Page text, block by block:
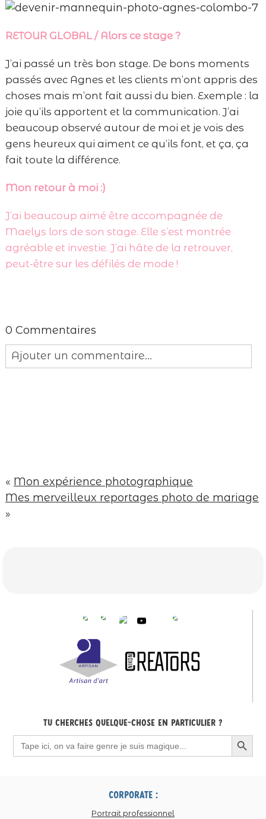
RETOUR GLOBAL / Alors ce stage ?
J’ai passé un très bon stage. De bons moments
passés avec Agnes et les clients m’ont appris des
choses mais m’ont fait aussi du bien. Exemple : la
joie qu’ils apportent et la communication. J’ai
beaucoup observé autour de moi et je vois des
gens heureux qui aiment ce qu’ils font, et ça, ça
fait toute la différence.
Mon retour à moi :)
J’ai beaucoup aimé être accompagnée de
Maelys lors de son stage. Elle s’est montrée
agréable et investie. J’ai hâte de la retrouver,
peut-être sur les défilés de mode !
0 Commentaires
Ajouter un commentaire...
« Mon expérience photographique
Mes merveilleux reportages photo de mariage
»
Tu cherches quelque-chose en particulier ?
Search
for:
Search Button
corporate :
Portrait professionnel